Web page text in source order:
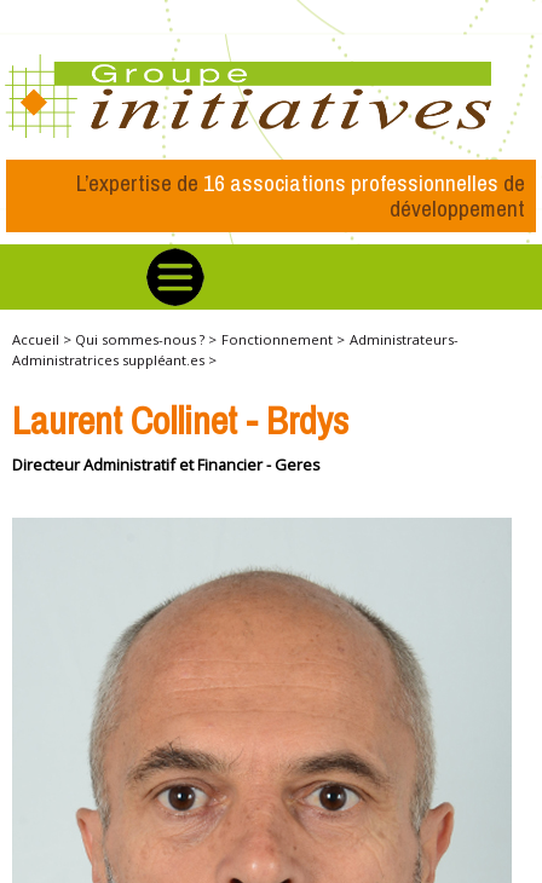
L’expertise de 16 associations professionnelles de
développement
Accueil > Qui sommes-nous ? > Fonctionnement > Administrateurs-
Administratrices suppléant.es >
Laurent Collinet - Brdys
Directeur Administratif et Financier - Geres